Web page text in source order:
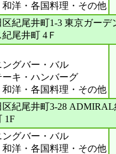
洋・各国料理・その他
紀尾井町1-3 東京ガーデ
尾井町 4Ｆ
ングバー・バル
キ・ハンバーグ
洋・各国料理・その他
区紀尾井町3-28 ADMIRAL
1F
ングバー・バル
洋・各国料理・その他